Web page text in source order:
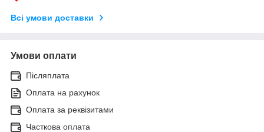
Всі умови доставки
Умови оплати
Післяплата
Оплата на рахунок
Оплата за реквізитами
Часткова оплата